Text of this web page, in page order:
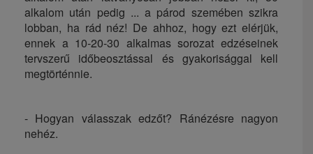
alkalom után pedig ... a párod szemében szikra
lobban, ha rád néz! De ahhoz, hogy ezt elérjük,
ennek a 10-20-30 alkalmas sorozat edzéseinek
tervszerű időbeosztással és gyakorisággal kell
megtörténnie.
- Hogyan válasszak edzőt? Ránézésre nagyon
nehéz.